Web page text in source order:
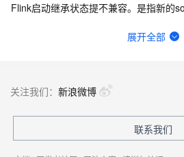
Flink cdc sqlserver 希望不同步某些数据行
如何用实时数据同步打破企业数据孤岛？
展开全部
关注我们： 新浪微博
联系我们